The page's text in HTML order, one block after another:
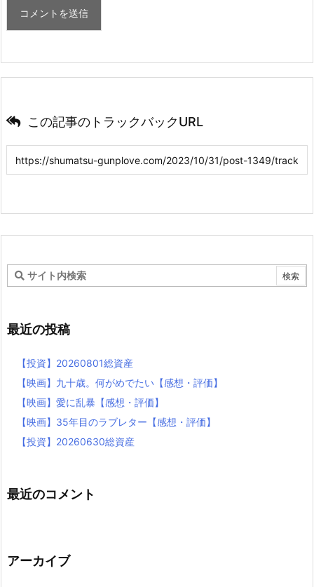
この記事のトラックバックURL
最近の投稿
【投資】20260801総資産
【映画】九十歳。何がめでたい【感想・評価】
【映画】愛に乱暴【感想・評価】
【映画】35年目のラブレター【感想・評価】
【投資】20260630総資産
最近のコメント
アーカイブ